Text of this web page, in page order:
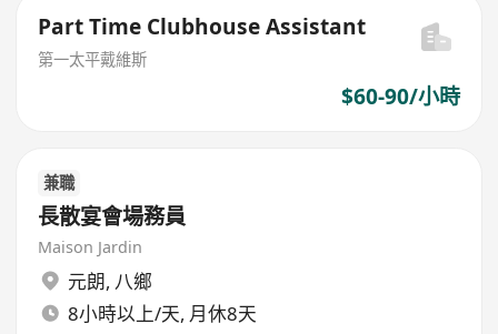
Part Time Clubhouse Assistant
第一太平戴維斯
$60-90/小時
兼職
長散宴會場務員
Maison Jardin
元朗, 八鄉
8小時以上/天, 月休8天